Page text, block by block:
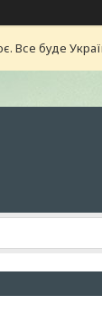
Все буде